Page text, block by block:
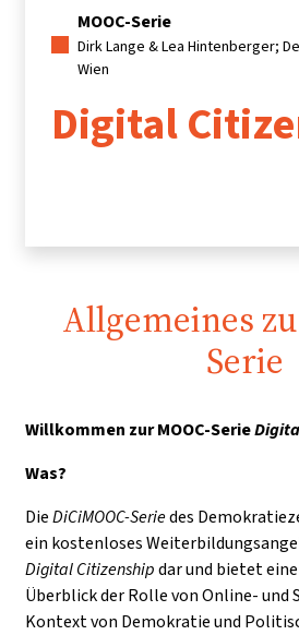
MOOC-Serie
Dirk Lange & Lea Hintenberger;
Wien
Digital
Allgemeines
Serie
Willkommen zur MOOC-Serie
Was?
DieDiCiMOOC-Seriedes
ein kostenloses
Digital Citizenshipdar und bietet
Überblick der Rolle von Online- und
Kontext von Demokratie und